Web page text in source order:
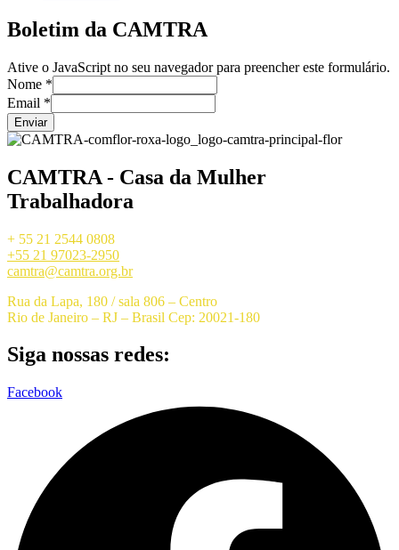
Boletim da CAMTRA
Ative o JavaScript no seu navegador para preencher este formulário.
Nome *
Email *
Enviar
CAMTRA - Casa da Mulher
Trabalhadora
+ 55 21 2544 0808
+55 21 97023-2950
camtra@camtra.org.br
Rua da Lapa, 180 / sala 806 – Centro
Rio de Janeiro – RJ – Brasil Cep: 20021-180
Siga nossas redes:
Facebook